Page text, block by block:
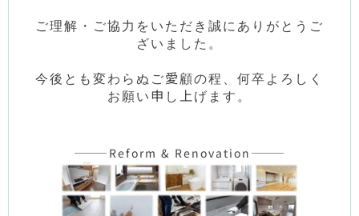
ご理解・ご協力をいただき誠にありがとうご
ざいました。
今後とも変わらぬご愛顧の程、何卒よろしく
お願い申し上げます。
———Reform & Renovation———